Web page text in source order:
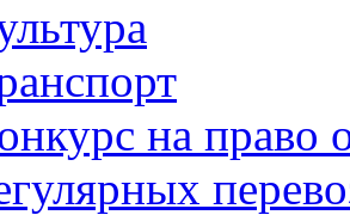
на право